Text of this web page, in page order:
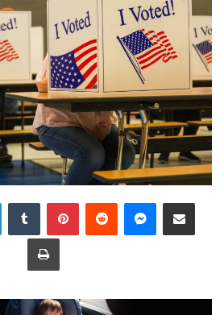
LinkedInTumblr PinterestReddit Messenger
Share via Email
Print